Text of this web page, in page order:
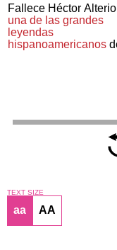
Fallece Héctor
una de las grandes
leyendas
hispanoamericanos
TEXT SIZE
aa AA